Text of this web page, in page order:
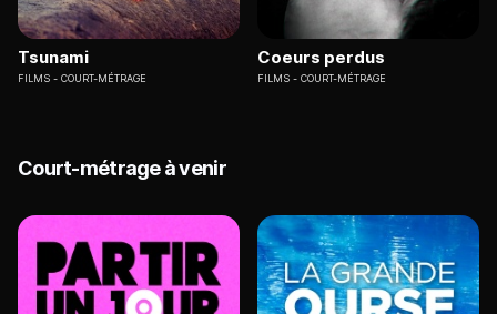
Tsunami
FILMS COURT-MÉTRAGE
Coeurs perdus
FILMS COURT-MÉTRAGE
Court-métrage à venir